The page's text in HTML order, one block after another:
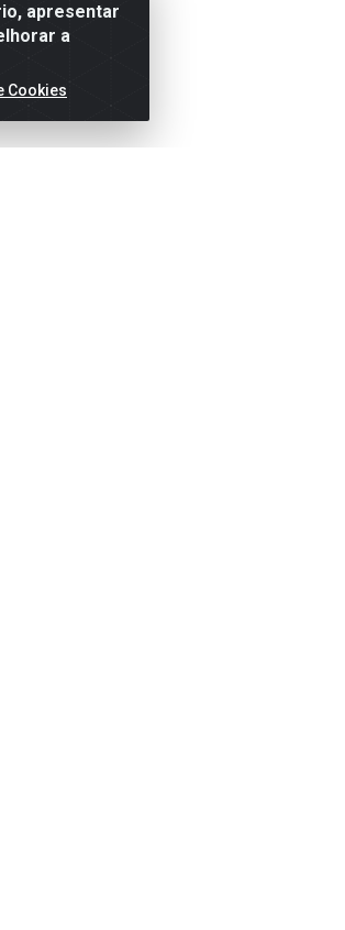
apresentar
a
Cookies